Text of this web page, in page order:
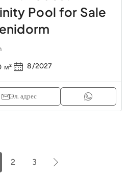
Pool for Sale
м² 8/2027
Эл. адрес
2 3